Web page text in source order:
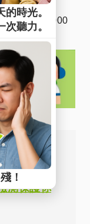
額可達 15000
測保護你